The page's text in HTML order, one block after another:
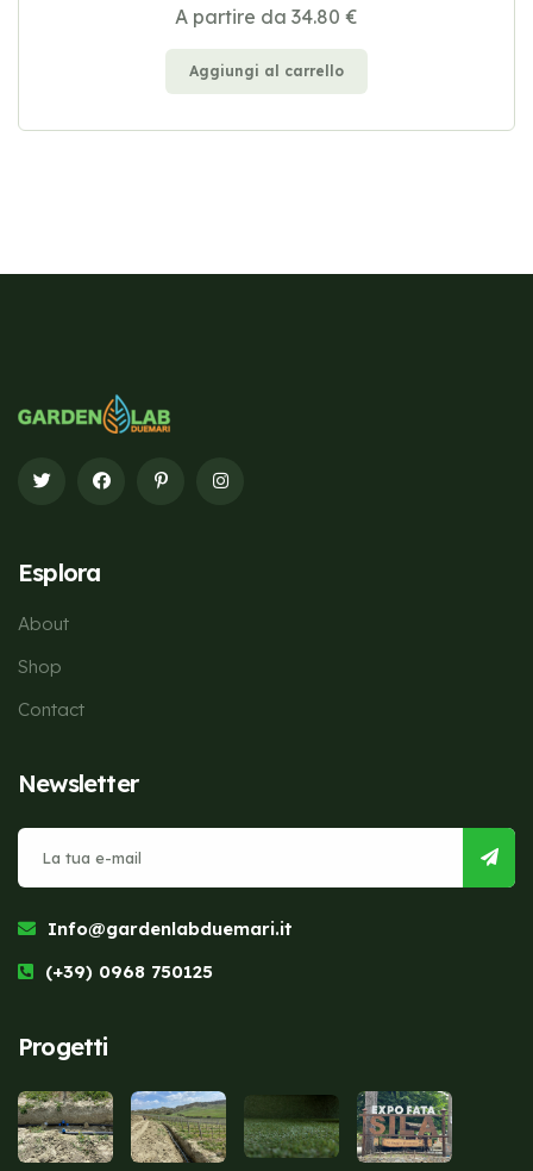
A partire da 34.80 €
Aggiungi al carrello
Esplora
About
Shop
Contact
Newsletter
Info@gardenlabduemari.it
(+39) 0968 750125
Progetti